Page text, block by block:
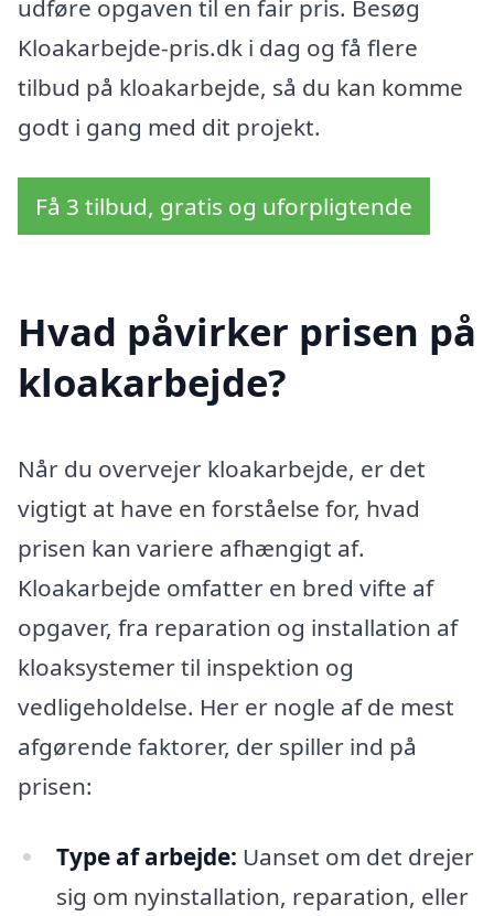
udføre opgaven til en fair pris. Besøg
Kloakarbejde-pris.dk i dag og få flere
tilbud på kloakarbejde, så du kan komme
godt i gang med dit projekt.
Få 3 tilbud, gratis og uforpligtende
Hvad påvirker prisen på
kloakarbejde?
Når du overvejer kloakarbejde, er det
vigtigt at have en forståelse for, hvad
prisen kan variere afhængigt af.
Kloakarbejde omfatter en bred vifte af
opgaver, fra reparation og installation af
kloaksystemer til inspektion og
vedligeholdelse. Her er nogle af de mest
afgørende faktorer, der spiller ind på
prisen:
Type af arbejde: Uanset om det drejer
sig om nyinstallation, reparation, eller